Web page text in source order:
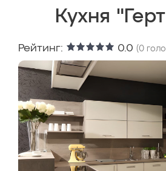
Кухня
Рейтинг: 0.0 (0